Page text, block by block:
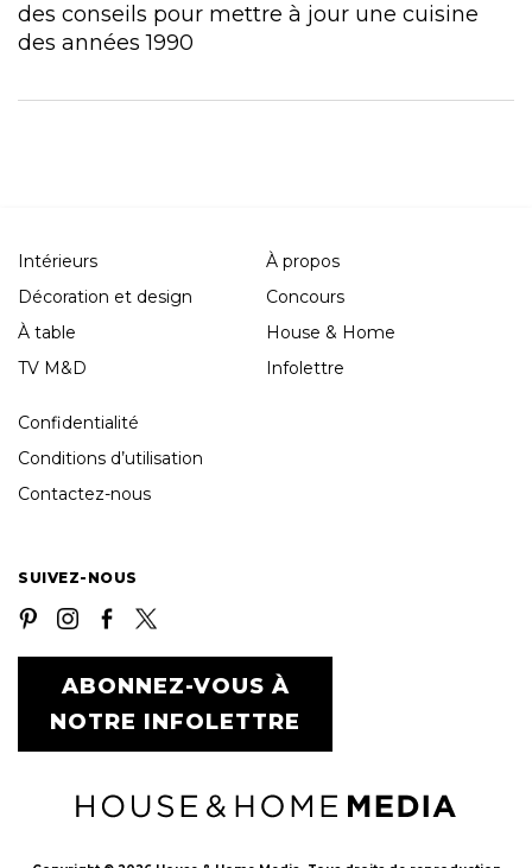
des conseils pour mettre à jour une cuisine
des années 1990
Intérieurs
Décoration et design
À table
TV M&D
À propos
Concours
House & Home
Infolettre
Confidentialité
Conditions d’utilisation
Contactez-nous
SUIVEZ-NOUS
ABONNEZ-VOUS À
NOTRE INFOLETTRE